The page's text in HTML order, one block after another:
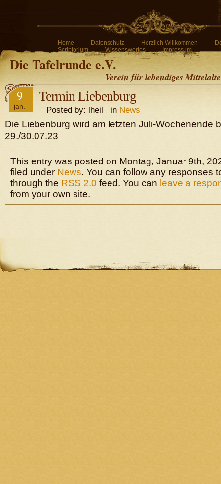
Home Datenschutz Herzlich Willkommen
Scriptorium
Wissenswertes Impressum
Die Tafelrunde e.V.
Verein für lebendiges
9
jan.
Termin Liebenburg
Posted by: lheil in News
Die Liebenburg wird am letzten Juli-Wochenende
29./30.07.23
This entry was posted on Montag, Januar 9th,
filed under News. You can follow any responses
through the RSS 2.0 feed. You can leave a
from your own site.